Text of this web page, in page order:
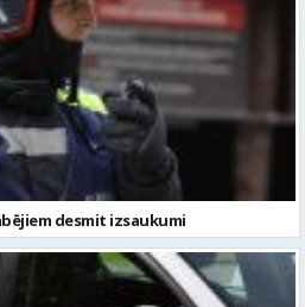
desmit izsaukumi